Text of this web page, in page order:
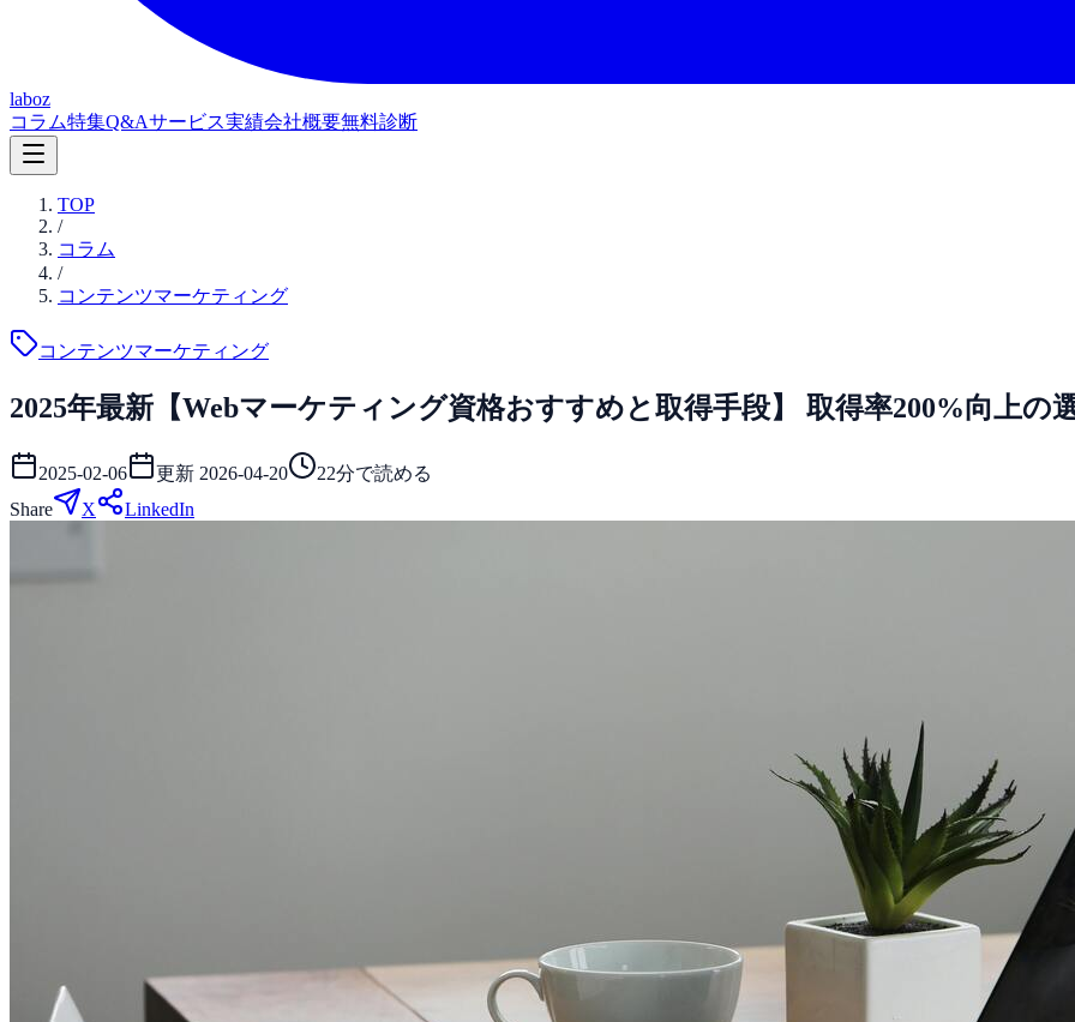
laboz
コラム特集Q&Aサービス実績会社概要無料診断
TOP
/
コラム
/
コンテンツマーケティング
コンテンツマーケティング
2025年最新【Webマーケティング資格おすすめと取得手段】 取得率200%向上の
2025-02-06 更新 2026-04-20 22分で読める
Share
X LinkedIn